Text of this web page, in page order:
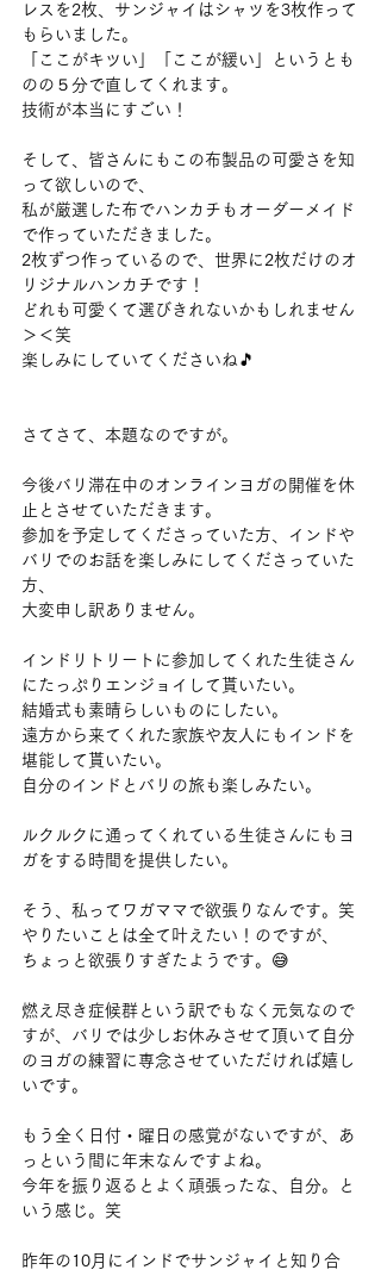
レスを2枚、サンジャイはシャツを3枚作って
もらいました。
「ここがキツい」「ここが緩い」というとも
のの５分で直してくれます。
技術が本当にすごい！
そして、皆さんにもこの布製品の可愛さを知
って欲しいので、
私が厳選した布でハンカチもオーダーメイド
で作っていただきました。
2枚ずつ作っているので、世界に2枚だけのオ
リジナルハンカチです！
どれも可愛くて選びきれないかもしれません
＞＜笑
楽しみにしていてくださいね🎵
さてさて、本題なのですが。
今後バリ滞在中のオンラインヨガの開催を休
止とさせていただきます。
参加を予定してくださっていた方、インドや
バリでのお話を楽しみにしてくださっていた
方、
大変申し訳ありません。
インドリトリートに参加してくれた生徒さん
にたっぷりエンジョイして貰いたい。
結婚式も素晴らしいものにしたい。
遠方から来てくれた家族や友人にもインドを
堪能して貰いたい。
自分のインドとバリの旅も楽しみたい。
ルクルクに通ってくれている生徒さんにもヨ
ガをする時間を提供したい。
そう、私ってワガママで欲張りなんです。笑
やりたいことは全て叶えたい！のですが、
ちょっと欲張りすぎたようです。😅
燃え尽き症候群という訳でもなく元気なので
すが、バリでは少しお休みさせて頂いて自分
のヨガの練習に専念させていただければ嬉し
いです。
もう全く日付・曜日の感覚がないですが、あ
っという間に年末なんですよね。
今年を振り返るとよく頑張ったな、自分。と
いう感じ。笑
昨年の10月にインドでサンジャイと知り合